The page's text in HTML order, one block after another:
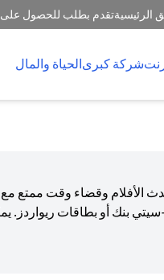
الرئيسيةتقدم بطلب للحصول على
شركة كبرىالحياة والمال
الأفلام وقضاء وقت ممتع مع
بنك أو بطاقات ريواردز.